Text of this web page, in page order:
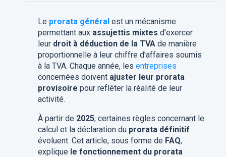
Le prorata généralest un mécanisme
permettant aux assujettis mixtes d’exercer
leur droit à déduction de la TVAde manière
proportionnelle à leur chiffre d’affaires soumis
à la TVA. Chaque année, les entreprises
concernées doivent ajuster leur prorata
provisoire pour refléter la réalité de leur
activité.
À partir de 2025, certaines règles concernant le
calcul et la déclaration du prorata définitif
évoluent. Cet article, sous forme de FAQ,
explique le fonctionnement du prorata